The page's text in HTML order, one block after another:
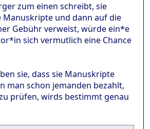
zum einen schreibt, sie
Manuskripte und dann auf die
Gebühr verweist, würde ein*e
sich vermutlich eine Chance
sie, dass sie Manuskripte
man schon jemanden bezahlt,
prüfen, wirds bestimmt genau